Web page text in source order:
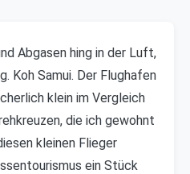
Abgasen hing in der Luft,
Koh Samui. Der Flughafen
klein im Vergleich
die ich gewohnt
kleinen Flieger
ein Stück